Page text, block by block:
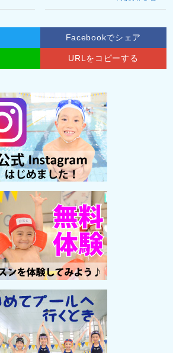
Facebookでシェア
URLをコピーする